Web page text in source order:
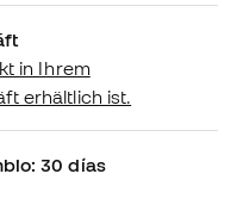
in Ihrem
erhältlich ist.
30 días